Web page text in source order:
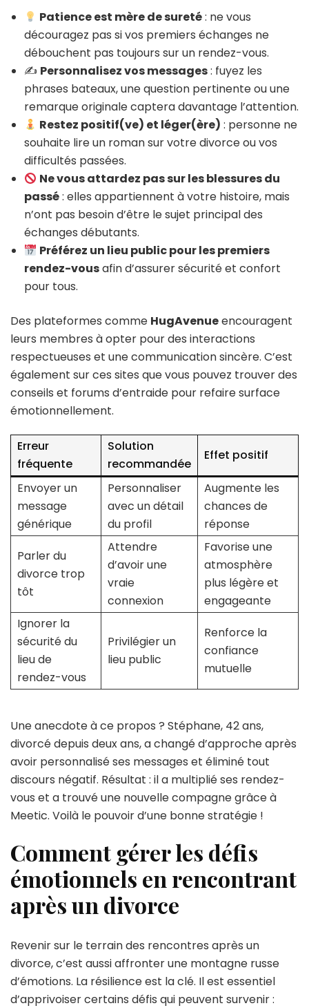
Patience est mère de sureté: ne vous
découragez pas si vos premiers échanges ne
débouchent pas toujours sur un rendez-vous.
✍️ Personnalisez vos messages: fuyez les
phrases bateaux, une question pertinente ou une
remarque originale captera davantage l’attention.
Restez positif(ve) et léger(ère) : personne ne
souhaite lire un roman sur votre divorce ou vos
difficultés passées.
Ne vous attardez pas sur les blessures du
passé: elles appartiennent à votre histoire, mais
n’ont pas besoin d’être le sujet principal des
échanges débutants.
Préférez un lieu public pour les premiers
rendez-vousafin d’assurer sécurité et confort
pour tous.
Des plateformes comme HugAvenueencouragent
leurs membres à opter pour des interactions
respectueuses et une communication sincère. C’est
également sur ces sites que vous pouvez trouver des
conseils et forums d’entraide pour refaire surface
émotionnellement.
Erreur
fréquente
Solution
recommandée
Effet positif
Envoyer un
message
générique
Personnaliser
avec un détail
du profil
Augmente les
chances de
réponse
Parler du
divorce trop
tôt
Attendre
d’avoir une
vraie
connexion
Favorise une
atmosphère
plus légère et
engageante
Ignorer la
sécurité du
lieu de
rendez-vous
Privilégier un
lieu public
Renforce la
confiance
mutuelle
Une anecdote à ce propos ? Stéphane, 42 ans,
divorcé depuis deux ans, a changé d’approche après
avoir personnalisé ses messages et éliminé tout
discours négatif. Résultat : il a multiplié ses rendez-
vous et a trouvé une nouvelle compagne grâce à
Meetic. Voilà le pouvoir d’une bonne stratégie !
Comment gérer les défis
émotionnels en rencontrant
après un divorce
Revenir sur le terrain des rencontres après un
divorce, c’est aussi affronter une montagne russe
d’émotions. La résilience est la clé. Il est essentiel
d’apprivoiser certains défis qui peuvent survenir :